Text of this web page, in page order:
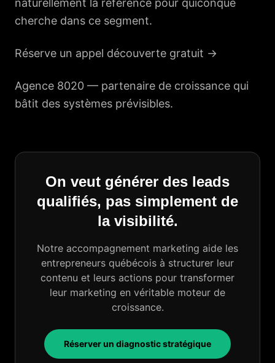
cherche dans ce segment.
Réserve un appel découverte gratuit →
Agence 8020 — partenaire de croissance qui
bâtit des systèmes prévisibles.
On veut générer des leads
qualifiés, pas simplement de
la visibilité.
Notre accompagnement marketing aide les
entrepreneurs québécois à structurer leur
contenu et leurs actions pour transformer
leur marketing en véritable moteur de
croissance.
Réserver un diagnostic stratégique